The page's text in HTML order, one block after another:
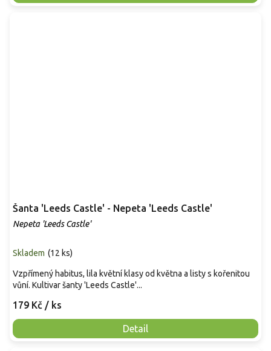
Šanta 'Leeds Castle' - Nepeta 'Leeds Castle'
Nepeta 'Leeds Castle'
Skladem (12 ks)
179 Kč / ks
Detail
Vzpřímený habitus, lila květní klasy od května a listy s kořenitou
vůní. Kultivar šanty 'Leeds Castle'...